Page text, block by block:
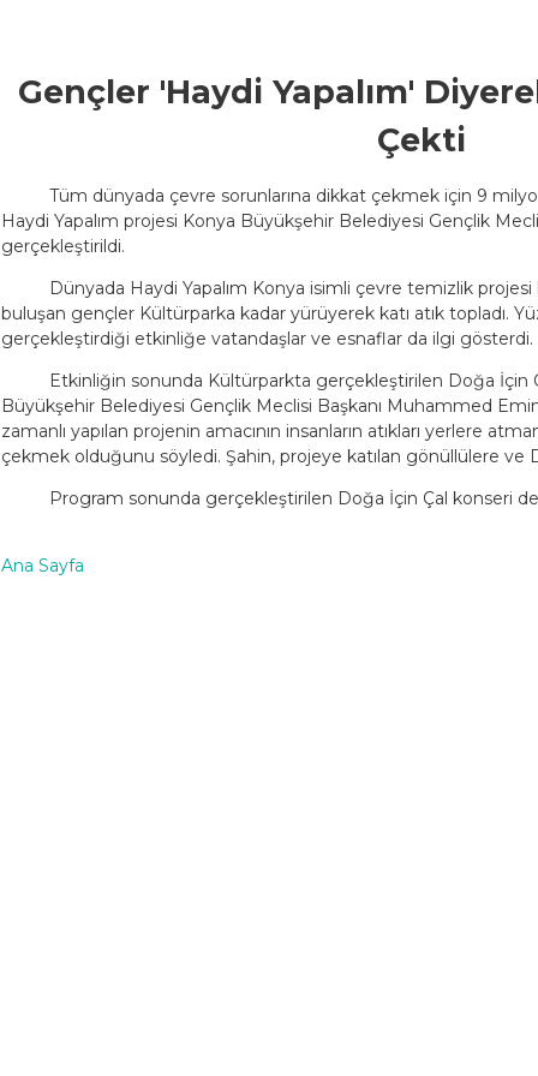
Gençler 'Haydi Yapalım'
Çekti
Tüm dünyada çevre sorunlarına dikkat çekmek için 9
Haydi Yapalım projesi Konya Büyükşehir Belediyesi Gençlik
gerçekleştirildi.
Dünyada Haydi Yapalım Konya isimli çevre temizlik
buluşan gençler Kültürparka kadar yürüyerek katı atık topladı.
gerçekleştirdiği etkinliğe vatandaşlar ve esnaflar da ilgi gösterdi.
Etkinliğin sonunda Kültürparkta gerçekleştirilen Doğa İçin
Büyükşehir Belediyesi Gençlik Meclisi Başkanı Muhammed
zamanlı yapılan projenin amacının insanların atıkları yerlere
çekmek olduğunu söyledi. Şahin, projeye katılan gönüllülere
Program sonunda gerçekleştirilen Doğa İçin Çal konseri
Ana Sayfa